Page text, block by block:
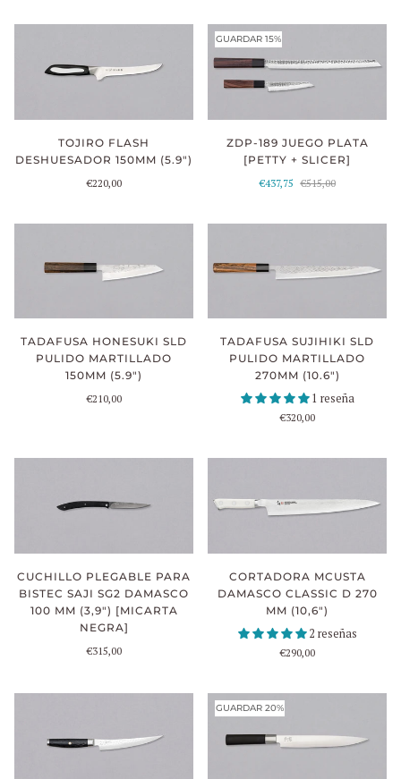
TOJIRO FLASH
DESHUESADOR 150MM (5.9")
€220,00
GUARDAR 15%
ZDP-189 JUEGO PLATA
[PETTY + SLICER]
€437,75 €515,00
TADAFUSA HONESUKI SLD
PULIDO MARTILLADO
150MM (5.9")
€210,00
TADAFUSA SUJIHIKI SLD
PULIDO MARTILLADO
270MM (10.6")
1 reseña
€320,00
CUCHILLO PLEGABLE PARA
BISTEC SAJI SG2 DAMASCO
100 MM (3,9") [MICARTA
NEGRA]
€315,00
CORTADORA MCUSTA
DAMASCO CLASSIC D 270
MM (10,6")
2 reseñas
€290,00
GUARDAR 20%